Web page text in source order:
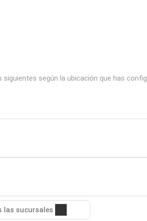
según la ubicación que has
las sucursales